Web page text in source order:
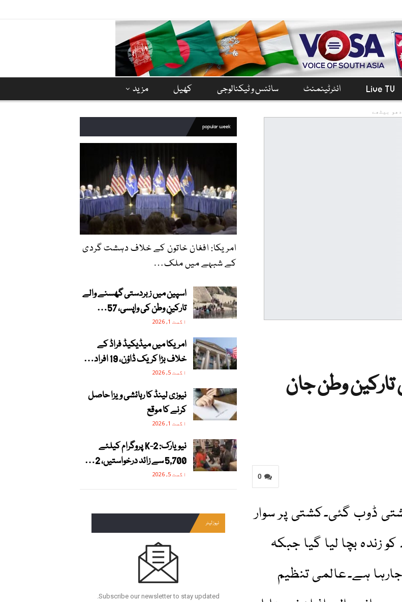
Live TV انٹرٹینمنٹ سائنس و ٹیکنالوجی کھیل مزید
بیٹھے
وطن جان
0
ڈوب گئی۔کشتی پر سوار
مسافروں میں سے 25 افراد کو زندہ بچا لیا گیا جبکہ
جارہا ہے۔عالمی تنظیم
popular week
امریکا: افغان خاتون کے خلاف دہشت گردی
کے شبہے میں ملک…
اسپین میں زبردستی گھسنے والے
تارکینِ وطن کی واپسی، 57…
اگست 1, 2026
امریکا میں میڈیکیڈ فراڈ کے
خلاف بڑا کریک ڈاؤن، 19 افراد…
اگست 5, 2026
نیوزی لینڈ کا رہائشی ویزا حاصل
کرنے کا موقع
اگست 1, 2026
نیویارک: 2-K پروگرام کیلئے
5,700 سے زائد درخواستیں، 2…
اگست 5, 2026
نیوز لیٹر
Subscribe our newsletter to stay updated.